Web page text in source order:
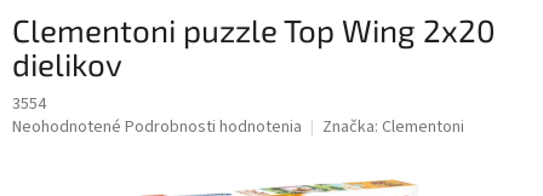
Clementoni puzzle Top Wing 2x20
dielikov
3554
Priemerné
Neohodnotené Podrobnosti hodnotenia Značka: Clementoni